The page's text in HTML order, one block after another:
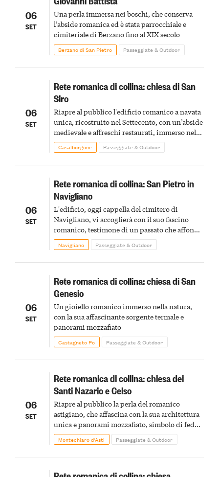
06
SET
Una perla immersa nei boschi, che conserva
l’abside romanica ed è stata parrocchiale e
cimiteriale di Berzano fino al XIX secolo
Berzano di San Pietro Passeggiate & Outdoor
06
SET
Rete romanica di collina: chiesa di San
Siro
Riapre al pubblico l'edificio romanico a navata
unica, ricostruito nel Settecento, con un’abside
medievale e affreschi restaurati, immerso nel
verde delle colline
Casalborgone Passeggiate & Outdoor
06
SET
Rete romanica di collina: San Pietro in
Navigliano
L'edificio, oggi cappella del cimitero di
Navigliano, vi accoglierà con il suo fascino
romanico, testimone di un passato che affonda
le radici nel XII secolo
Navigliano Passeggiate & Outdoor
06
SET
Rete romanica di collina: chiesa di San
Genesio
Un gioiello romanico immerso nella natura,
con la sua affascinante sorgente termale e
panorami mozzafiato
Castagneto Po Passeggiate & Outdoor
06
SET
Rete romanica di collina: chiesa dei
Santi Nazario e Celso
Riapre al pubblico la perla del romanico
astigiano, che affascina con la sua architettura
unica e panorami mozzafiato, simbolo di fede e
storia secolare
Montechiaro d'Asti Passeggiate & Outdoor